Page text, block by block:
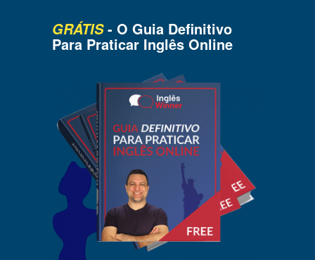
GRÁTIS - O Guia Definitivo
Para Praticar Inglês Online